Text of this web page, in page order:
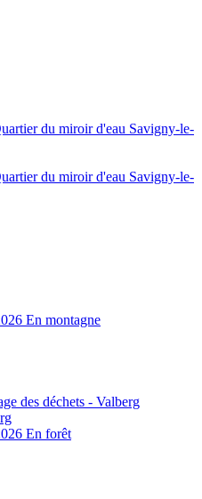
du miroir d'eau Savigny-le-
du miroir d'eau Savigny-le-
En montagne
des déchets - Valberg
En forêt